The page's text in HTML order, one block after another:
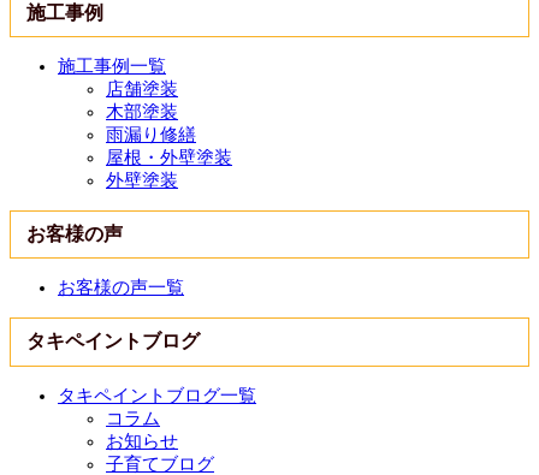
施工事例
施工事例一覧
店舗塗装
木部塗装
雨漏り修繕
屋根・外壁塗装
外壁塗装
お客様の声
お客様の声一覧
タキペイントブログ
タキペイントブログ一覧
コラム
お知らせ
子育てブログ